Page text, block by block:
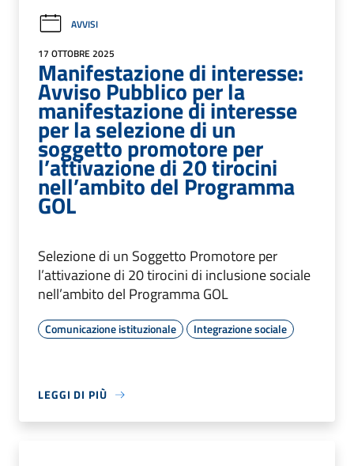
AVVISI
17 OTTOBRE 2025
Manifestazione di interesse:
Avviso Pubblico per la
manifestazione di interesse
per la selezione di un
soggetto promotore per
l’attivazione di 20 tirocini
nell’ambito del Programma
GOL
Selezione di un Soggetto Promotore per
l’attivazione di 20 tirocini di inclusione sociale
nell’ambito del Programma GOL
Comunicazione istituzionale Integrazione sociale
LEGGI DI PIÙ